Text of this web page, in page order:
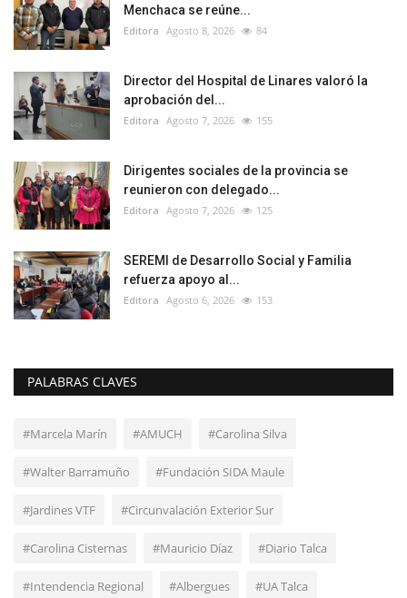
Menchaca se reúne...
Editora Agosto 8, 2026 84
Director del Hospital de Linares valoró la
aprobación del...
Editora Agosto 7, 2026 155
Dirigentes sociales de la provincia se
reunieron con delegado...
Editora Agosto 7, 2026 125
SEREMI de Desarrollo Social y Familia
refuerza apoyo al...
Editora Agosto 6, 2026 153
PALABRAS CLAVES
#Marcela Marín #AMUCH #Carolina Silva
#Walter Barramuño #Fundación SIDA Maule
#Jardines VTF #Circunvalación Exterior Sur
#Carolina Cisternas #Mauricio Díaz #Diario Talca
#Intendencia Regional #Albergues #UA Talca